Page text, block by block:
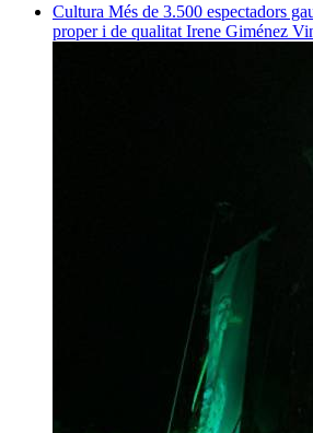
Cultura Més de 3.500 espectadors
proper i de qualitat Irene Giménez